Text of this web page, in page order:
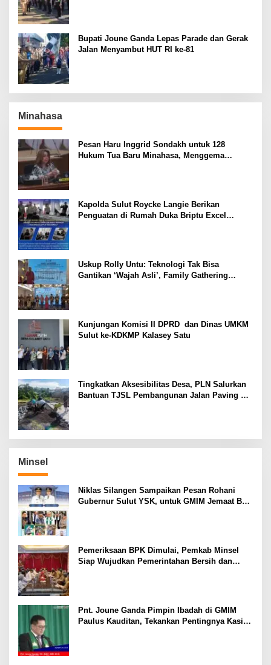
Bupati Joune Ganda Lepas Parade dan Gerak
Jalan Menyambut HUT RI ke-81
Minahasa
Pesan Haru Inggrid Sondakh untuk 128
Hukum Tua Baru Minahasa, Menggema
Kapolda Sulut Roycke Langie Berikan
Penguatan di Rumah Duka Briptu Excel
Uskup Rolly Untu: Teknologi Tak Bisa
Gantikan ‘Wajah Asli’, Family Gathering
Kunjungan Komisi II DPRD dan Dinas UMKM
Sulut ke-KDKMP Kalasey Satu
Tingkatkan Aksesibilitas Desa, PLN Salurkan
Bantuan TJSL Pembangunan Jalan Paving di
Minsel
Niklas Silangen Sampaikan Pesan Rohani
Gubernur Sulut YSK, untuk GMIM Jemaat Bait
Pemeriksaan BPK Dimulai, Pemkab Minsel
Siap Wujudkan Pemerintahan Bersih dan
Pnt. Joune Ganda Pimpin Ibadah di GMIM
Paulus Kauditan, Tekankan Pentingnya Kasih